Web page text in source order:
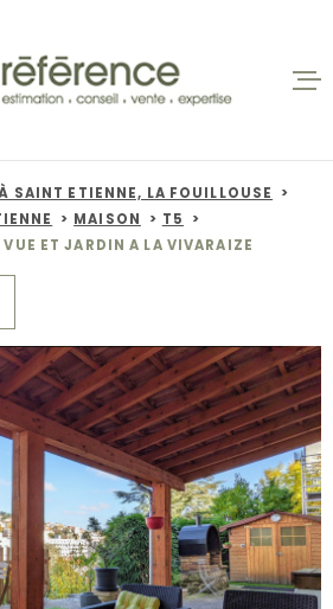
ACCUEIL
VENTES
NOS
ALERTE
CONTACT
SAINT ETIENNE, LA FOUILLOUSE
MAISON
T5
ET JARDIN A LA VIVARAIZE